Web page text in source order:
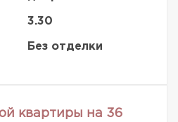
3.30
Без отделки
квартиры на 36